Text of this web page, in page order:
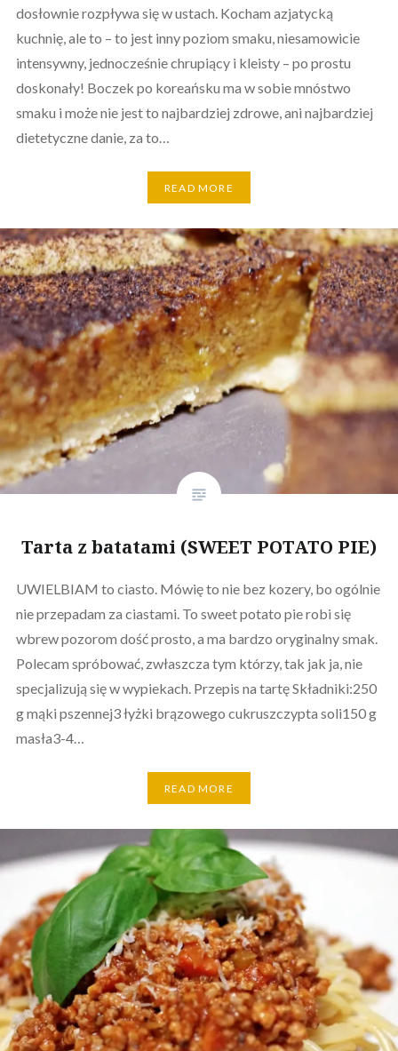
dosłownie rozpływa się w ustach. Kocham azjatycką
kuchnię, ale to – to jest inny poziom smaku, niesamowicie
intensywny, jednocześnie chrupiący i kleisty – po prostu
doskonały! Boczek po koreańsku ma w sobie mnóstwo
smaku i może nie jest to najbardziej zdrowe, ani najbardziej
dietetyczne danie, za to…
READ MORE
Tarta z batatami (SWEET POTATO PIE)
UWIELBIAM to ciasto. Mówię to nie bez kozery, bo ogólnie
nie przepadam za ciastami. To sweet potato pie robi się
wbrew pozorom dość prosto, a ma bardzo oryginalny smak.
Polecam spróbować, zwłaszcza tym którzy, tak jak ja, nie
specjalizują się w wypiekach. Przepis na tartę Składniki:250
g mąki pszennej3 łyżki brązowego cukruszczypta soli150 g
masła3-4…
READ MORE